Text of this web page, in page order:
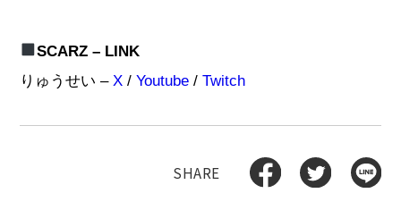
SCARZ – LINK
りゅうせい – X/ Youtube/ Twitch